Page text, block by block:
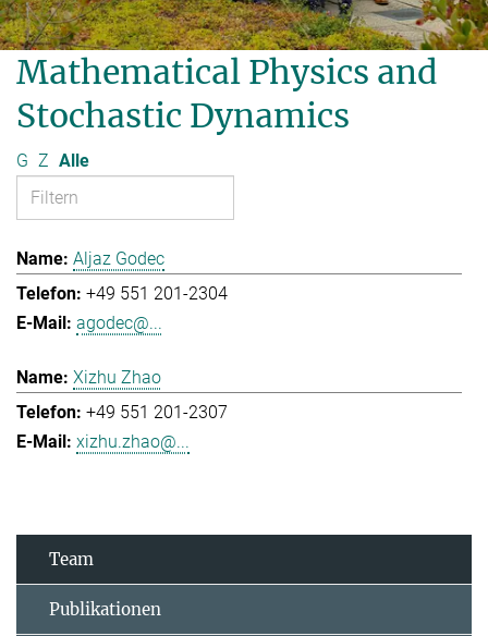
Mathematical Physics and
Stochastic Dynamics
G Z Alle
Aljaz Godec
+49 551 201-2304
agodec@...
Xizhu Zhao
+49 551 201-2307
xizhu.zhao@...
Team
Publikationen